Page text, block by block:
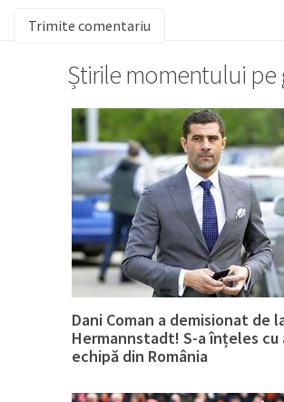
Știrile momentului pe
Dani Coman a demisionat de
Hermannstadt! S-a înțeles cu
echipă din România